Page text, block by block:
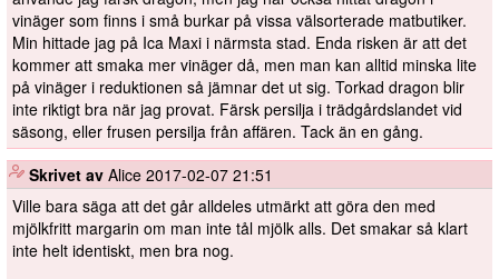
vinäger som finns i små burkar på vissa välsorterade matbutiker.
Min hittade jag på Ica Maxi i närmsta stad. Enda risken är att det
kommer att smaka mer vinäger då, men man kan alltid minska lite
på vinäger i reduktionen så jämnar det ut sig. Torkad dragon blir
inte riktigt bra när jag provat. Färsk persilja i trädgårdslandet vid
säsong, eller frusen persilja från affären. Tack än en gång.
Skrivet av Alice 2017-02-07 21:51
Ville bara säga att det går alldeles utmärkt att göra den med
mjölkfritt margarin om man inte tål mjölk alls. Det smakar så klart
inte helt identiskt, men bra nog.